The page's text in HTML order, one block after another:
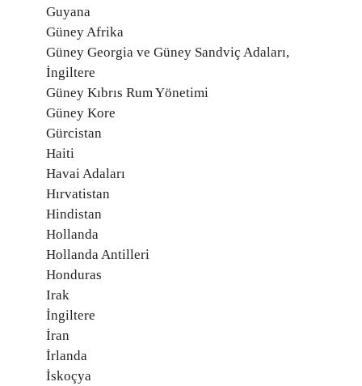
Guyana
Güney Afrika
Güney Georgia ve Güney Sandviç Adaları,
İngiltere
Güney Kıbrıs Rum Yönetimi
Güney Kore
Gürcistan
Haiti
Havai Adaları
Hırvatistan
Hindistan
Hollanda
Hollanda Antilleri
Honduras
Irak
İngiltere
İran
İrlanda
İskoçya